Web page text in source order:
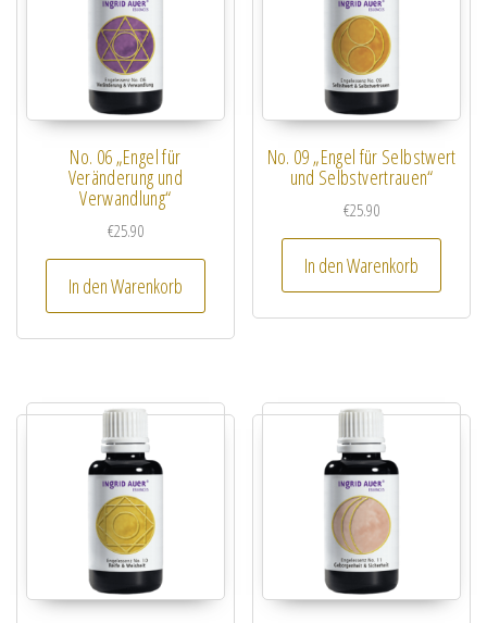
No. 06 „Engel für
Veränderung und
Verwandlung“
€25.90
In den Warenkorb
No. 09 „Engel für Selbstwert
und Selbstvertrauen“
€25.90
In den Warenkorb